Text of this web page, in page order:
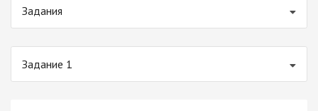
Задания
Задание 1